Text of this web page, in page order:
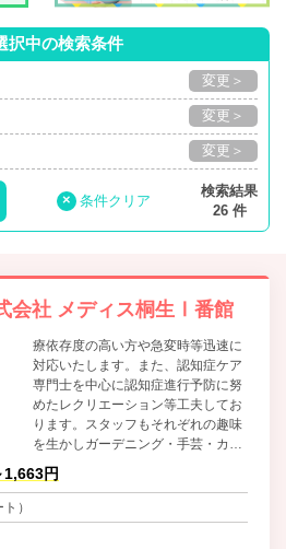
択中の検索条件
変更＞
変更＞
変更＞
× 条件クリア
検索結果
26 件
会社 メディス桐生Ⅰ番館
療依存度の高い方や急変時等迅速に
対応いたします。また、認知症ケア
専門士を中心に認知症進行予防に努
めたレクリエーション等工夫してお
ります。スタッフもそれぞれの趣味
を生かしガーデニング・手芸・カラ
オケ等利用者様と一緒に楽しみ、安
心して過ごせるように努めておりま
ける方を歓迎します。
円
）